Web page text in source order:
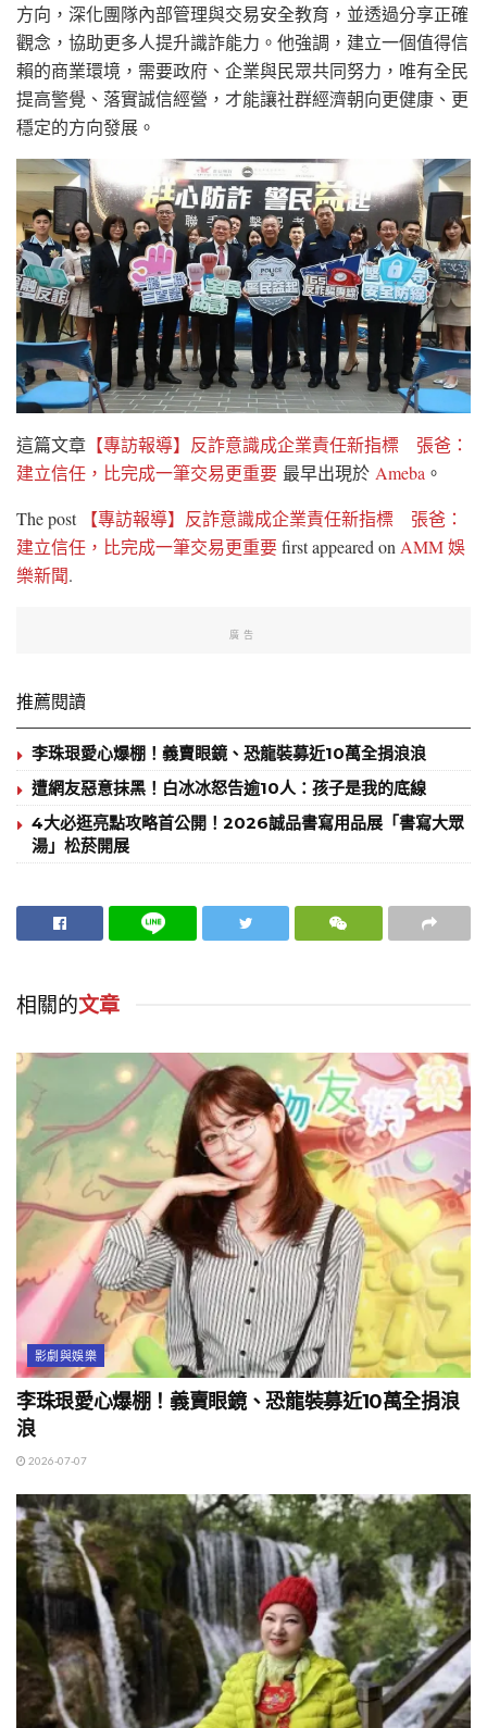
方向，深化團隊內部管理與交易安全教育，並透過分享正確
觀念，協助更多人提升識詐能力。他強調，建立一個值得信
賴的商業環境，需要政府、企業與民眾共同努力，唯有全民
提高警覺、落實誠信經營，才能讓社群經濟朝向更健康、更
穩定的方向發展。
這篇文章 【專訪報導】反詐意識成企業責任新指標 張爸：
建立信任，比完成一筆交易更重要 最早出現於 Ameba 。
The post
【專訪報導】反詐意識成企業責任新指標 張爸：
建立信任，比完成一筆交易更重要first appeared onAMM 娛
樂新聞.
廣告
推薦閱讀
李珠珢愛心爆棚！義賣眼鏡、恐龍裝募近10萬全捐浪浪
遭網友惡意抹黑！白冰冰怒告逾10人：孩子是我的底線
4大必逛亮點攻略首公開！2026誠品書寫用品展「書寫大眾
湯」松菸開展
相關的文章
影劇與娛樂
李珠珢愛心爆棚！義賣眼鏡、恐龍裝募近10萬全捐浪
浪
2026-07-07